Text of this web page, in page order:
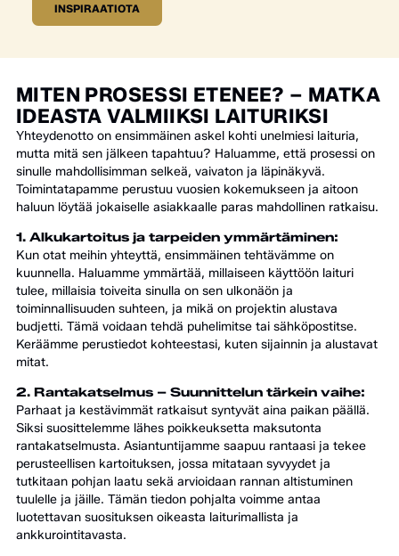
INSPIRAATIOTA
MITEN PROSESSI ETENEE? – MATKA
IDEASTA VALMIIKSI LAITURIKSI
Yhteydenotto on ensimmäinen askel kohti unelmiesi laituria,
mutta mitä sen jälkeen tapahtuu? Haluamme, että prosessi on
sinulle mahdollisimman selkeä, vaivaton ja läpinäkyvä.
Toimintatapamme perustuu vuosien kokemukseen ja aitoon
haluun löytää jokaiselle asiakkaalle paras mahdollinen ratkaisu.
1. Alkukartoitus ja tarpeiden ymmärtäminen:
Kun otat meihin yhteyttä, ensimmäinen tehtävämme on
kuunnella. Haluamme ymmärtää, millaiseen käyttöön laituri
tulee, millaisia toiveita sinulla on sen ulkonäön ja
toiminnallisuuden suhteen, ja mikä on projektin alustava
budjetti. Tämä voidaan tehdä puhelimitse tai sähköpostitse.
Keräämme perustiedot kohteestasi, kuten sijainnin ja alustavat
mitat.
2. Rantakatselmus – Suunnittelun tärkein vaihe:
Parhaat ja kestävimmät ratkaisut syntyvät aina paikan päällä.
Siksi suosittelemme lähes poikkeuksetta maksutonta
rantakatselmusta. Asiantuntijamme saapuu rantaasi ja tekee
perusteellisen kartoituksen, jossa mitataan syvyydet ja
tutkitaan pohjan laatu sekä arvioidaan rannan altistuminen
tuulelle ja jäille. Tämän tiedon pohjalta voimme antaa
luotettavan suosituksen oikeasta laiturimallista ja
ankkurointitavasta.